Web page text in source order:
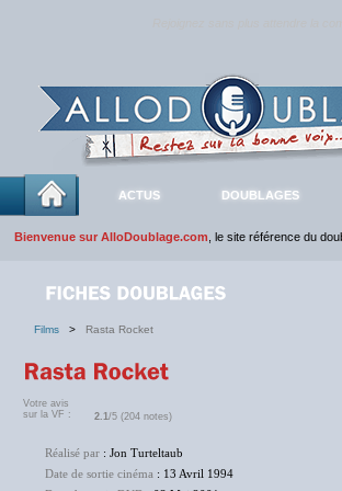
ACTUS DOUBLAGES
Bienvenue sur AlloDoublage.com , le site référence du
Films > Rasta Rocket
Votre avis
sur la VF :
2.1/5 (204 notes)
Réalisé par : Jon Turteltaub
Date de sortie cinéma : 13 Avril 1994